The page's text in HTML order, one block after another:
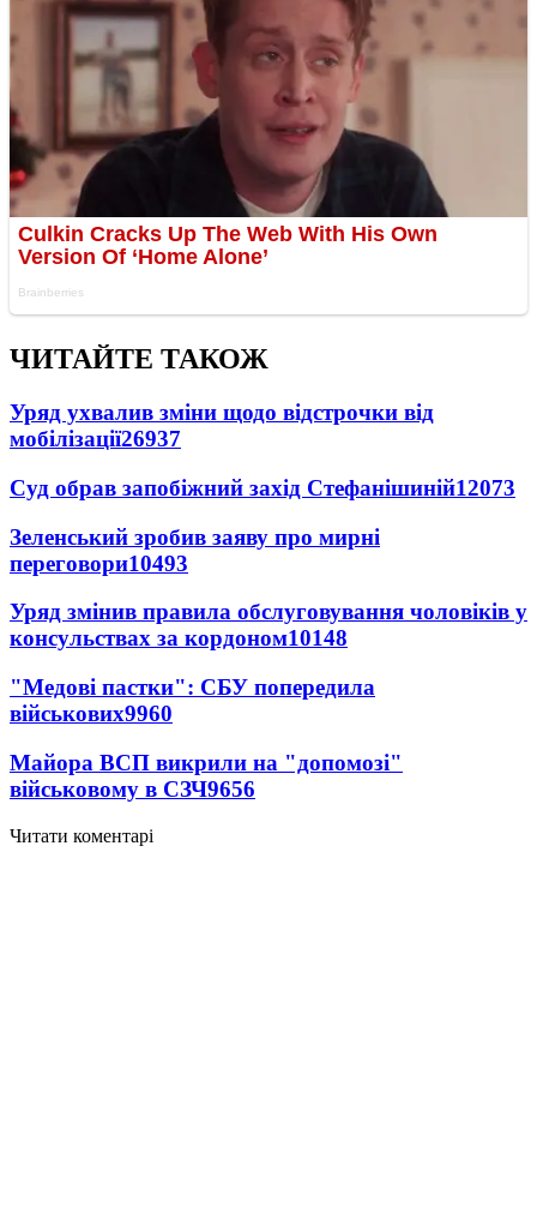
ЧИТАЙТЕ ТАКОЖ
Уряд ухвалив зміни щодо відстрочки від
мобілізації26937
Суд обрав запобіжний захід Стефанішиній12073
Зеленський зробив заяву про мирні
переговори10493
Уряд змінив правила обслуговування чоловіків у
консульствах за кордоном10148
"Медові пастки": СБУ попередила
військових9960
Майора ВСП викрили на "допомозі"
військовому в СЗЧ9656
Читати коментарі